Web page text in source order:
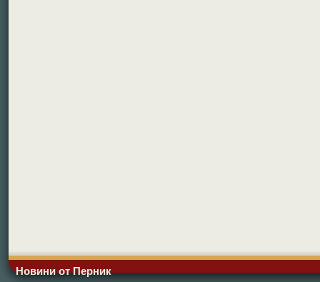
Новини от Перник